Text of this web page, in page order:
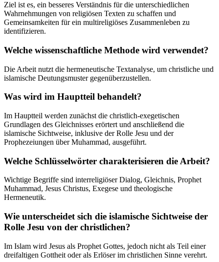
Ziel ist es, ein besseres Verständnis für die unterschiedlichen
Wahrnehmungen von religiösen Texten zu schaffen und
Gemeinsamkeiten für ein multireligiöses Zusammenleben zu
identifizieren.
Welche wissenschaftliche Methode wird verwendet?
Die Arbeit nutzt die hermeneutische Textanalyse, um christliche und
islamische Deutungsmuster gegenüberzustellen.
Was wird im Hauptteil behandelt?
Im Hauptteil werden zunächst die christlich-exegetischen
Grundlagen des Gleichnisses erörtert und anschließend die
islamische Sichtweise, inklusive der Rolle Jesu und der
Prophezeiungen über Muhammad, ausgeführt.
Welche Schlüsselwörter charakterisieren die Arbeit?
Wichtige Begriffe sind interreligiöser Dialog, Gleichnis, Prophet
Muhammad, Jesus Christus, Exegese und theologische
Hermeneutik.
Wie unterscheidet sich die islamische Sichtweise der
Rolle Jesu von der christlichen?
Im Islam wird Jesus als Prophet Gottes, jedoch nicht als Teil einer
dreifaltigen Gottheit oder als Erlöser im christlichen Sinne verehrt.